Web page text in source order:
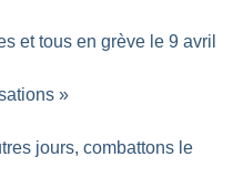
et tous en grève le 9 avril
»
jours, combattons le